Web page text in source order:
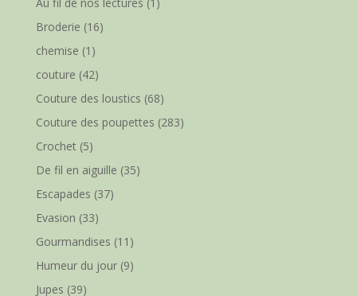
Au fil de nos lectures (1)
Broderie (16)
chemise (1)
couture (42)
Couture des loustics (68)
Couture des poupettes (283)
Crochet(5)
De fil en aiguille (35)
Escapades (37)
Evasion (33)
Gourmandises (11)
Humeur du jour(9)
Jupes (39)